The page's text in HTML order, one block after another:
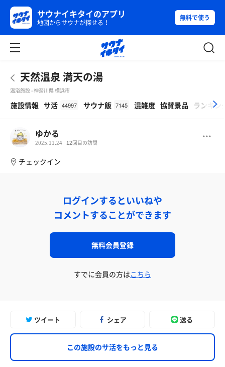
サウナイキタイのアプリ
地図からサウナが探せる！
無料で使う
天然温泉 満天の湯
温浴施設 - 神奈川県 横浜市
施設情報 サ活 44997 サウナ飯 7145 混雑度 協賛景品 ランキン
ゆかる
2025.11.24 12回目の訪問
チェックイン
ログインするといいねや
コメントすることができます
無料会員登録
すでに会員の方はこちら
ツイート シェア 送る
この施設のサ活をもっと見る